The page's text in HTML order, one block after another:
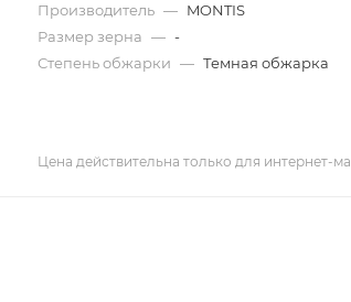
Производитель — MONTIS
Размер зерна — -
Степень обжарки — Темная обжарка
Цена действительна только для интернет-